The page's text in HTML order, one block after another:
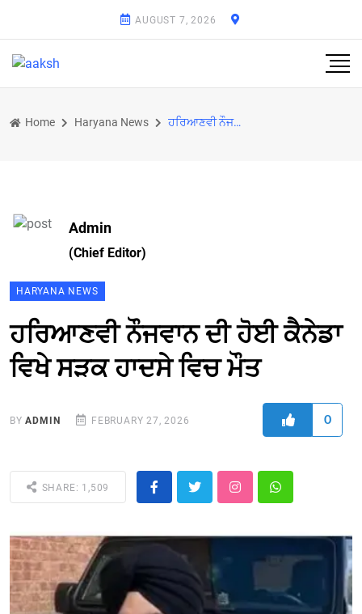
AUGUST 7, 2026
Home Haryana News ਹਰਿਆਣਵੀ ਨੌਜਵਾਨ ਦੀ ਹੋਈ ਕੈਨੇਡਾ ਵਿਖੇ ਸੜਕ ਹਾਦਸੇ ਵਿਚ ਮੌਤ
Admin
(Chief Editor)
HARYANA NEWS
ਹਰਿਆਣਵੀ ਨੌਜਵਾਨ ਦੀ ਹੋਈ ਕੈਨੇਡਾ
ਵਿਖੇ ਸੜਕ ਹਾਦਸੇ ਵਿਚ ਮੌਤ
BYADMIN FEBRUARY 27, 2026 0
SHARE: 1,509